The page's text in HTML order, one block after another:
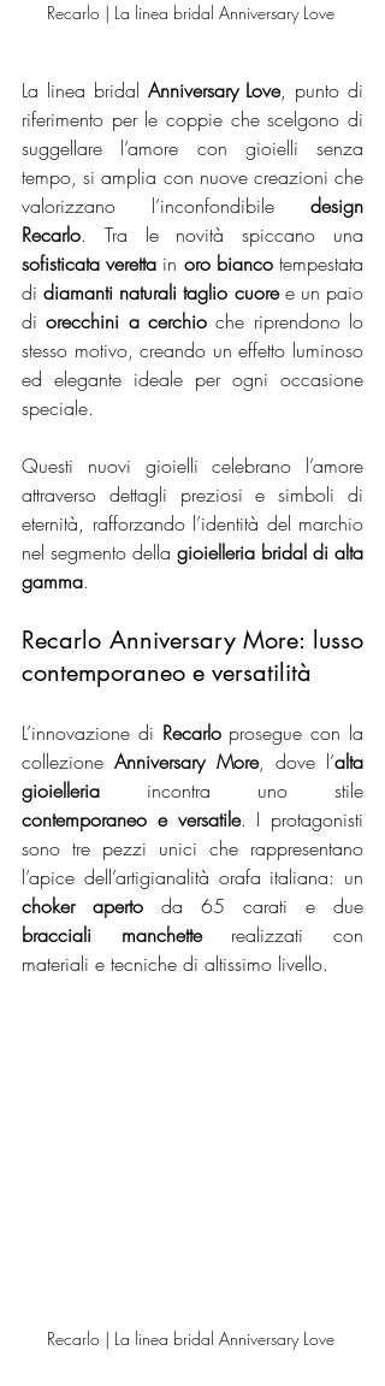
Recarlo | La linea bridal Anniversary Love
La linea bridal Anniversary Love, punto di
riferimento per le coppie che scelgono di
suggellare l’amore con gioielli senza
tempo, si amplia con nuove creazioni che
valorizzano l’inconfondibile design
Recarlo
sofisticata veretta in oro bianco tempestata
di diamanti naturali taglio cuore e un paio
di orecchini a cerchio che riprendono lo
stesso motivo, creando un effetto luminoso
ed elegante ideale per ogni occasione
speciale.
Questi nuovi gioielli celebrano l’amore
attraverso dettagli preziosi e simboli di
eternità, rafforzando l’identità del marchio
nel segmento della gioielleria bridal di alta
gamma.
Recarlo Anniversary More: lusso
contemporaneo e versatilità
L’innovazione di Recarlo prosegue con la
collezione Anniversary More, dove l’alta
gioielleria
contemporaneo e versatile. I protagonisti
sono tre pezzi unici che rappresentano
choker aperto
bracciali manchette realizzati con
materiali e tecniche di altissimo livello.
Recarlo | La linea bridal Anniversary Love